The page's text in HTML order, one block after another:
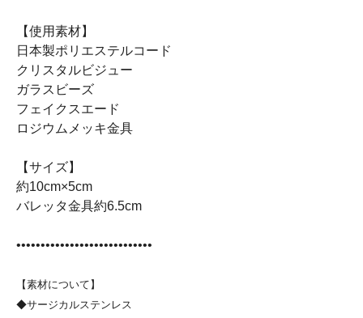
【使用素材】
日本製ポリエステルコード
クリスタルビジュー
ガラスビーズ
フェイクスエード
ロジウムメッキ金具
【サイズ】
約10cm×5cm
バレッタ金具約6.5cm
••••••••••••••••••••••••••••
【素材について】
◆サージカルステンレス